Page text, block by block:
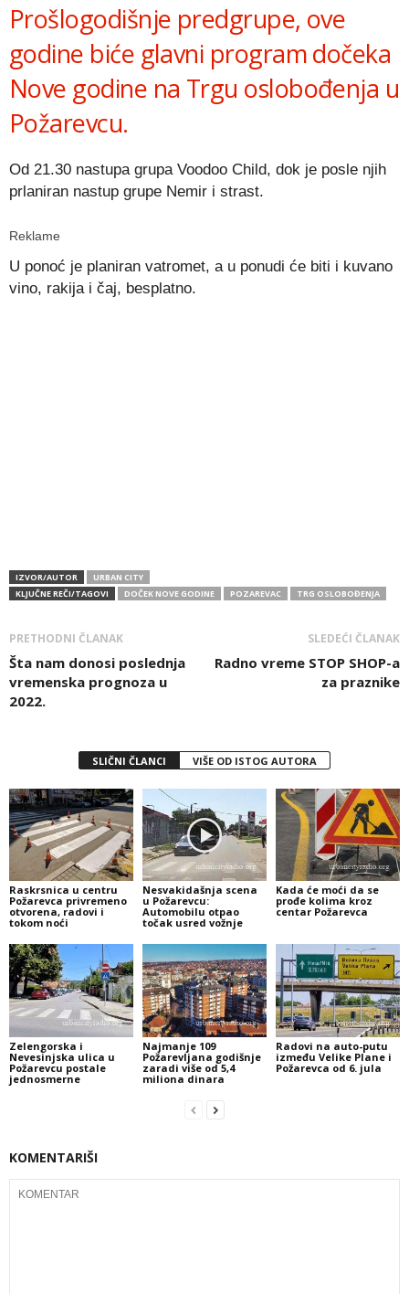
Prošlogodišnje predgrupe, ove
godine biće glavni program dočeka
Nove godine na Trgu oslobođenja u
Požarevcu.
Od 21.30 nastupa grupa Voodoo Child, dok je posle njih
prlaniran nastup grupe Nemir i strast.
Reklame
U ponoć je planiran vatromet, a u ponudi će biti i kuvano
vino, rakija i čaj, besplatno.
IZVOR/AUTOR
URBAN CITY
KLJUČNE REČI/TAGOVI
DOČEK NOVE GODINE POZAREVAC TRG OSLOBOĐENJA
PRETHODNI ČLANAK
Šta nam donosi poslednja
vremenska prognoza u
2022.
SLEDEĆI ČLANAK
Radno vreme STOP SHOP-a
za praznike
SLIČNI ČLANCI VIŠE OD ISTOG AUTORA
Raskrsnica u centru
Požarevca privremeno
otvorena, radovi i
tokom noći
Nesvakidašnja scena
u Požarevcu:
Automobilu otpao
točak usred vožnje
Kada će moći da se
prođe kolima kroz
centar Požarevca
Zelengorska i
Nevesinjska ulica u
Požarevcu postale
jednosmerne
Najmanje 109
Požarevljana godišnje
zaradi više od 5,4
miliona dinara
Radovi na auto-putu
između Velike Plane i
Požarevca od 6. jula
KOMENTARIŠI